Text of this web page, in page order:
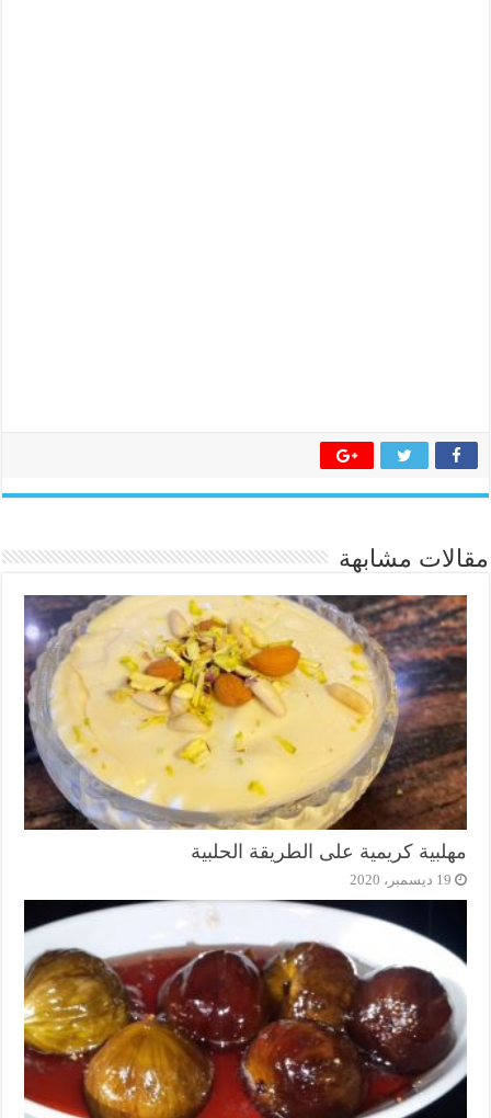
مقالات مشابهة
مهلبية كريمية على الطريقة الحلبية
19 ديسمبر، 2020